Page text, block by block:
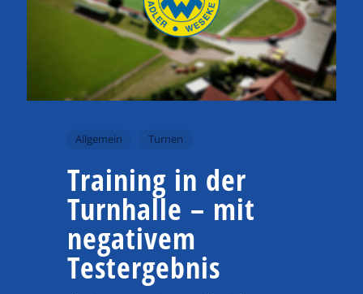
Allgemein Turnen
Training in der
Turnhalle – mit
negativem
Testergebnis